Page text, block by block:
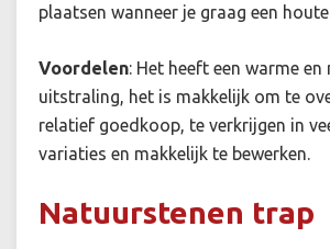
plaatsen wanneer je graag een
Voordelen: Het heeft een warme
uitstraling, het is makkelijk om te
relatief goedkoop, te verkrijgen in
variaties en makkelijk te bewerken.
Natuurstenen trap